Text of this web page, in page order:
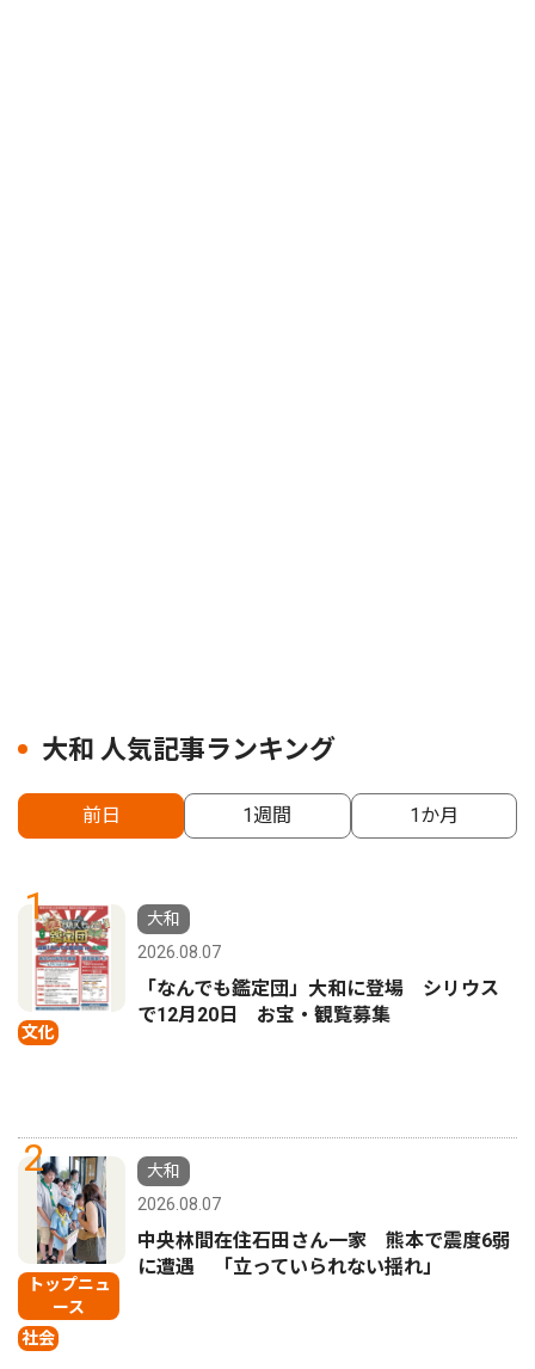
大和 人気記事ランキング
前日 1週間 1か月
1
文化
大和
2026.08.07
「なんでも鑑定団」大和に登場 シリウス
で12月20日 お宝・観覧募集
2
トップニュ
ース
社会
大和
2026.08.07
中央林間在住石田さん一家 熊本で震度6弱
に遭遇 「立っていられない揺れ」